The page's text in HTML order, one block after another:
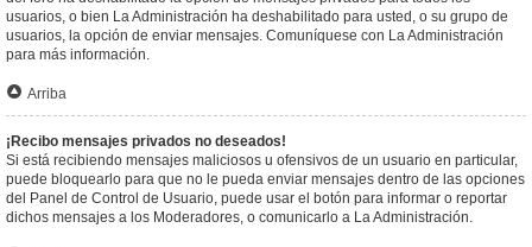
usuarios, o bien La Administración ha deshabilitado para usted, o su grupo de
usuarios, la opción de enviar mensajes. Comuníquese con La Administración
para más información.
Arriba
¡Recibo mensajes privados no deseados!
Si está recibiendo mensajes maliciosos u ofensivos de un usuario en particular,
puede bloquearlo para que no le pueda enviar mensajes dentro de las opciones
del Panel de Control de Usuario, puede usar el botón para informar o reportar
dichos mensajes a los Moderadores, o comunicarlo a La Administración.